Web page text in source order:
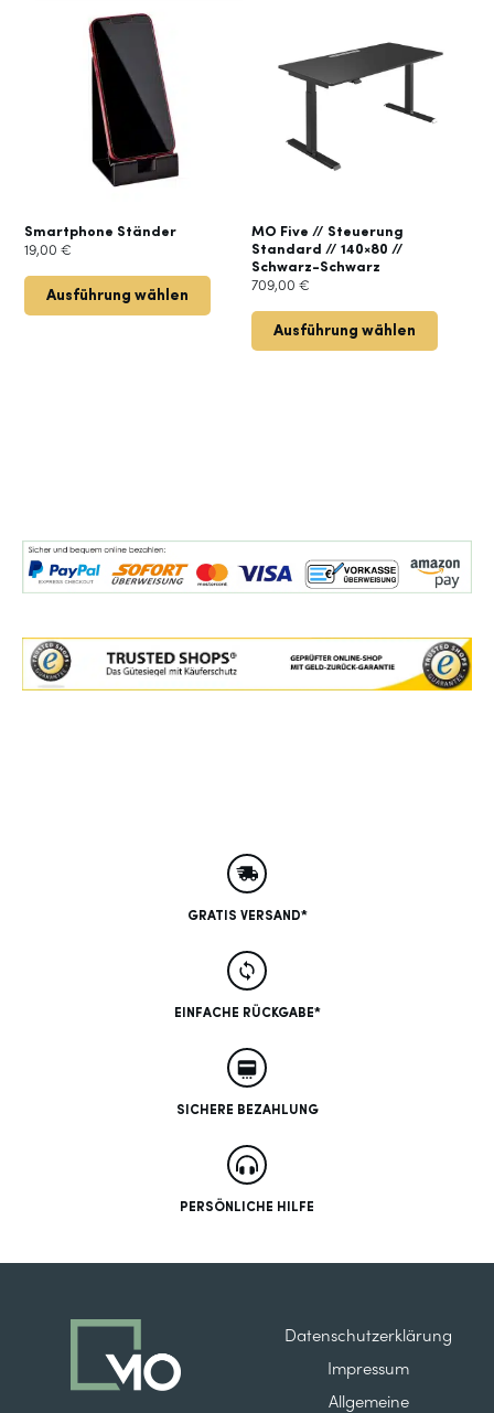
Smartphone Ständer
19,00 €
Ausführung wählen
Optionen
der
Produktseite
gewählt
werden
MO Five // Steuerung
Standard // 140×80 //
Schwarz-Schwarz
709,00€
Ausführung wählen
GRATIS VERSAND*
EINFACHE RÜCKGABE*
SICHERE BEZAHLUNG
PERSÖNLICHE HILFE
Datenschutzerklärung
Impressum
Allgemeine